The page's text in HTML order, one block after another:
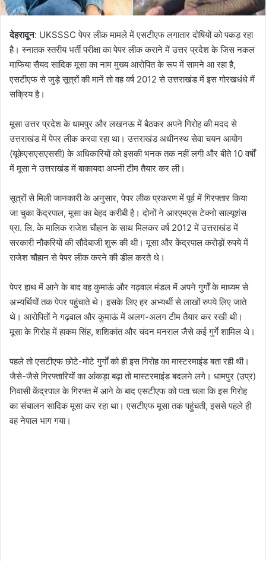
देहरादून: UKSSSC पेपर लीक मामले में एसटीएफ लगातार दोषियों को पकड़ रहा
है। स्नातक स्तरीय भर्ती परीक्षा का पेपर लीक कराने में उत्तर प्रदेश के जिस नकल
माफिया सैयद सादिक मूसा का नाम मुख्य आरोपित के रूप में सामने आ रहा है,
एसटीएफ से जुड़े सूत्रों की मानें तो वह वर्ष 2012 से उत्तराखंड में इस गोरखधंधे में
सक्रिय है।
मूसा उत्तर प्रदेश के धामपुर और लखनऊ में बैठकर अपने गिरोह की मदद से
उत्तराखंड में पेपर लीक करवा रहा था। उत्तराखंड अधीनस्थ सेवा चयन आयोग
(यूकेएसएसएससी) के अधिकारियों को इसकी भनक तक नहीं लगी और बीते 10 वर्षों
में मूसा ने उत्तराखंड में बाकायदा अपनी टीम तैयार कर ली।
सूत्रों से मिली जानकारी के अनुसार, पेपर लीक प्रकरण में पूर्व में गिरफ्तार किया
जा चुका केंद्रपाल, मूसा का बेहद करीबी है। दोनों ने आरएमएस टेक्नो साल्यूशंस
प्रा. लि. के मालिक राजेश चौहान के साथ मिलकर वर्ष 2012 में उत्तराखंड में
सरकारी नौकरियों की सौदेबाजी शुरू की थी। मूसा और केंद्रपाल करोड़ों रुपये में
राजेश चौहान से पेपर लीक करने की डील करते थे।
पेपर हाथ में आने के बाद वह कुमाऊं और गढ़वाल मंडल में अपने गुर्गों के माध्यम से
अभ्यर्थियों तक पेपर पहुंचाते थे। इसके लिए हर अभ्यर्थी से लाखों रुपये लिए जाते
थे। आरोपितों ने गढ़वाल और कुमाऊं में अलग-अलग टीम तैयार कर रखी थी।
मूसा के गिरोह में हाकम सिंह, शशिकांत और चंदन मनराल जैसे कई गुर्गे शामिल थे।
पहले तो एसटीएफ छोटे-मोटे गुर्गों को ही इस गिरोह का मास्टरमाइंड बता रही थी।
जैसे-जैसे गिरफ्तारियों का आंकड़ा बढ़ा तो मास्टरमाइंड बदलने लगे। धामपुर (उप्र)
निवासी केंद्रपाल के गिरफ्त में आने के बाद एसटीएफ को पता चला कि इस गिरोह
का संचालन सादिक मूसा कर रहा था। एसटीएफ मूसा तक पहुंचती, इससे पहले ही
वह नेपाल भाग गया।